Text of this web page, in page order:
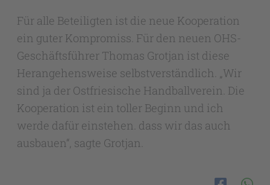
Für alle Beteiligten ist die neue Kooperation
ein guter Kompromiss. Für den neuen OHS-
Geschäftsführer Thomas Grotjan ist diese
Herangehensweise selbstverständlich. „Wir
sind ja der Ostfriesische Handballverein. Die
Kooperation ist ein toller Beginn und ich
werde dafür einstehen. dass wir das auch
ausbauen“, sagte Grotjan.